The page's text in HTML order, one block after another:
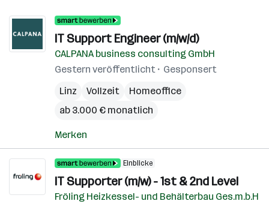
IT Support Engineer (m/w/d)
CALPANA business consulting GmbH
Gestern veröffentlicht
Gesponsert
Linz
Vollzeit
Homeoffice
ab 3.000 € monatlich
Merken
Einblicke
IT Supporter (m/w) - 1st & 2nd Level
Fröling Heizkessel- und Behälterbau Ges.m.b.H